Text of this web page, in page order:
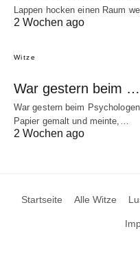
Lappen hocken einen Raum
2 Wochen ago
Witze
War gestern beim …
War gestern beim
Papier gemalt und meinte,…
2 Wochen ago
Startseite Alle Witze